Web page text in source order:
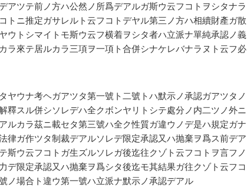
アツテ前ノ方ハ公然ノ所爲デアルガ斯ウ云フコトヲシタナラ
トニ推定ガサレルト云フコトデヤル第三ノ方ハ相續財產ガ散
ウトシマイトモ斯ウ云フ横着ヲシタ者ハ立派ナ單純承認ノ義
ラ來テ居ルカラ三項ヲ一項ト合併シナケレバナラヌト云フ必
ヤウナ考ヘガアツタ第一號ト二號トハ默示ノ承認ガアツタノ
釋スル併シソレデハ全クボンヤリトシテ處分ノ内二ツノ外ニ
ルカラ茲ニ載セタ第三號ハ全ク性質ガ違ウノデ是ハ規定ガナ
律ガ作ツタ制裁デアルソレデ限定承認又ハ抛棄ヲ爲ス前デア
斯ウ云フコトガ生ズルソレガ後迄往クゾト云フコトヲ言フノ
デ限定承認又ハ抛棄ヲ爲シタ後迄モ其結果ガ往クゾト云フコ
ノ場合ト違ウ第一號ハ立派ナ默示ノ承認デアル